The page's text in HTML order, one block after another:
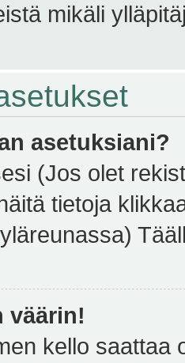
mikäli
asetuksiani?
(Jos olet
tietoja
väärin!
kello saattaa